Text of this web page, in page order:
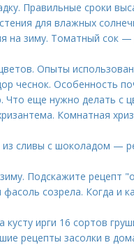
Правильные сроки
для влажных
на зиму. Томатный сок —
Опыты
чеснок. Особенность
Что еще нужно делать с
Комнатная
сливы с шоколадом —
Подскажите рецепт
созрела. Когда и
кусту ирги 16 сортов
рецепты засолки в